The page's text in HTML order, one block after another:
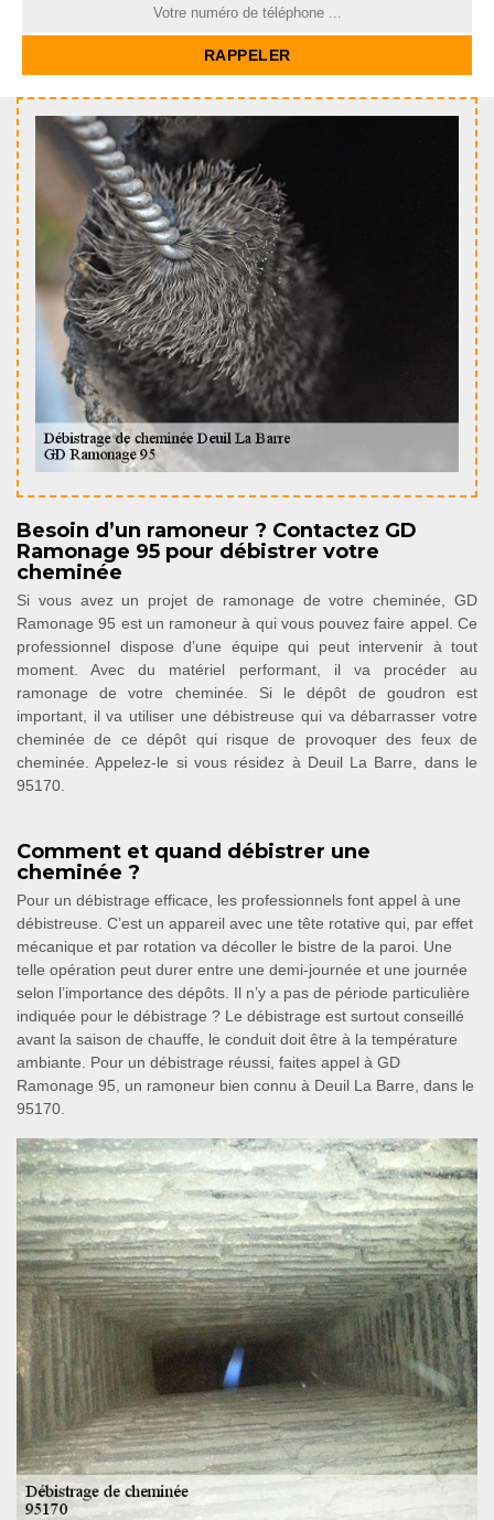
Besoin d’un ramoneur ? Contactez GD
Ramonage 95 pour débistrer votre
cheminée
Si vous avez un projet de ramonage de votre cheminée, GD
Ramonage 95 est un ramoneur à qui vous pouvez faire appel. Ce
professionnel dispose d’une équipe qui peut intervenir à tout
moment. Avec du matériel performant, il va procéder au
ramonage de votre cheminée. Si le dépôt de goudron est
important, il va utiliser une débistreuse qui va débarrasser votre
cheminée de ce dépôt qui risque de provoquer des feux de
cheminée. Appelez-le si vous résidez à Deuil La Barre, dans le
95170.
Comment et quand débistrer une
cheminée ?
Pour un débistrage efficace, les professionnels font appel à une
débistreuse. C’est un appareil avec une tête rotative qui, par effet
mécanique et par rotation va décoller le bistre de la paroi. Une
telle opération peut durer entre une demi-journée et une journée
selon l’importance des dépôts. Il n’y a pas de période particulière
indiquée pour le débistrage ? Le débistrage est surtout conseillé
avant la saison de chauffe, le conduit doit être à la température
ambiante. Pour un débistrage réussi, faites appel à GD
Ramonage 95, un ramoneur bien connu à Deuil La Barre, dans le
95170.